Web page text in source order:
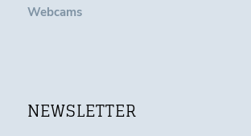
Webcams
NEWSLETTER